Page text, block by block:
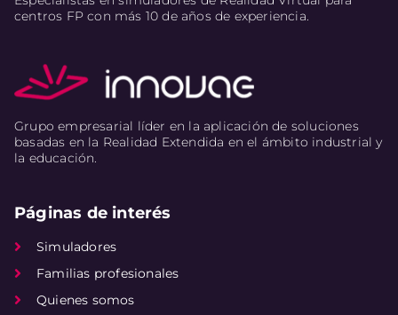
centros FP con más 10 de años de experiencia.
Grupo empresarial líder en la aplicación de soluciones
basadas en la Realidad Extendida en el ámbito industrial y
la educación.
Páginas de interés
Simuladores
Familias profesionales
Quienes somos